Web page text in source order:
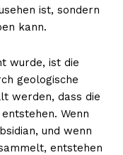
ist, sondern
kann.
wurde, ist die
geologische
werden, dass die
Wenn
und wenn
entstehen